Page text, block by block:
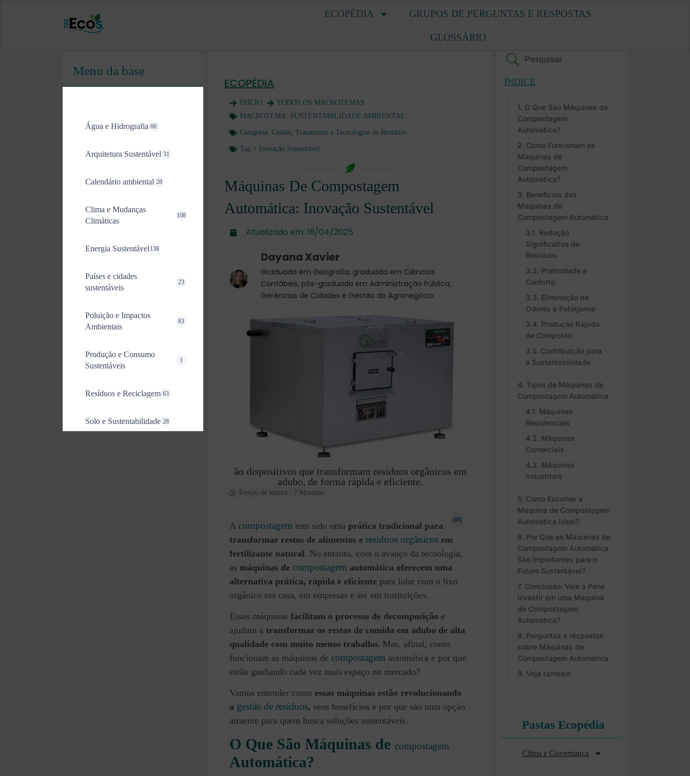
ECOPÉDIA GRUPOS DE PERGUNTAS E RESPOSTAS
GLOSSÁRIO
Menu da base
Água e Hidrografia 60
Arquitetura Sustentável 31
Calendário ambiental 28
Clima e Mudanças
Climáticas
108
Energia Sustentável 138
Países e cidades
sustentáveis
23
Poluição e Impactos
Ambientais
83
Produção e Consumo
Sustentáveis
1
Resíduos e Reciclagem 63
Solo e Sustentabilidade 28
ECOPÉDIA
INÍCIO
TODOS OS MACROTEMAS
MACROTEMA: SUSTENTABILIDADE AMBIENTAL
Categoria: Gestão, Tratamento e Tecnologias de Resíduos
Tag > Inovação Sustentável
Máquinas De Compostagem
Automática: Inovação Sustentável
Atualizado em: 16/04/2025
Dayana Xavier
Graduada em Geografia, graduada em Ciências
Contábeis, pós-graduada em Administração Pública,
Gerências de Cidades e Gestão do Agronegócio
ão dispositivos que transformam resíduos orgânicos em
adubo, de forma rápida e eficiente.
Tempo de leitura : 7 Minutos
A compostagem tem sido uma prática tradicional para
transformar restos de alimentos e resíduos orgânicos em
fertilizante natural. No entanto, com o avanço da tecnologia,
as máquinas de compostagem automática oferecem uma
alternativa prática, rápida e eficiente para lidar com o lixo
orgânico em casa, em empresas e até em instituições.
Essas máquinas facilitam o processo de decomposição e
ajudam a transformar os restos de comida em adubo de alta
qualidade com muito menos trabalho. Mas, afinal, como
funcionam as máquinas de compostagem automática e por que
estão ganhando cada vez mais espaço no mercado?
Vamos entender como essas máquinas estão revolucionando
a gestão de resíduos, seus benefícios e por que são uma opção
atraente para quem busca soluções sustentáveis.
O Que São Máquinas de compostagem
Automática?
ÍNDICE
O Que São Máquinas de
Compostagem
Automática?
Como Funcionam as
Máquinas de
Compostagem
Automática?
Benefícios das
Máquinas de
Compostagem Automática
Redução
Significativa de
Resíduos
Praticidade e
Conforto
Eliminação de
Odores e Patógenos
Produção Rápida
de Composto
Contribuição para
a Sustentabilidade
Tipos de Máquinas de
Compostagem Automática
Máquinas
Residenciais
Máquinas
Comerciais
Máquinas
Industriais
Como Escolher a
Máquina de Compostagem
Automática Ideal?
Por Que as Máquinas de
Compostagem Automática
São Importantes para o
Futuro Sustentável?
Conclusão: Vale a Pena
Investir em uma Máquina
de Compostagem
Automática?
Perguntas e respostas
sobre Máquinas de
Compostagem Automática
Veja também
Pastas Ecopédia
Clima e Governança